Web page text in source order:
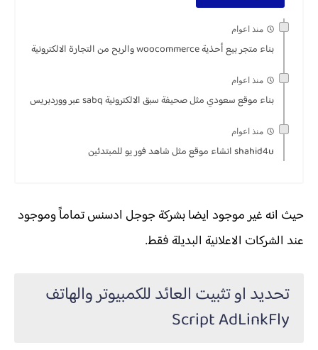
منذ اعوام
بناء متجر بيع أحذية woocommerce والربح من التجارة الالكترونية
منذ اعوام
بناء موقع سعودي مثل صحيفة سبق الالكترونية sabq عبر ووردبريس
منذ اعوام
shahid4u انشاء موقع مثل شاهد فور يو للمبتدئين
حيث انه غير موجود ايضا بشركة جوجل ادسنس تماماً وموجود
عند الشركات الاعلانية البديلة فقط.
تحديد او تثبيت العائد للكمبيوتر والهاتف
Script AdLinkFly